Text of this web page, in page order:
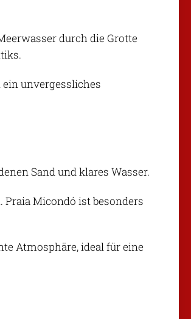
durch die Grotte
ein unvergessliches
Sand und klares Wasser.
Praia Micondó ist besonders
Atmosphäre, ideal für eine